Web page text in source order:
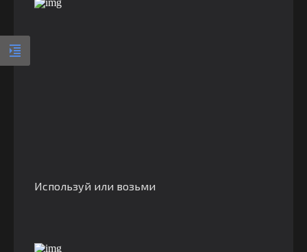
Используй или возьми